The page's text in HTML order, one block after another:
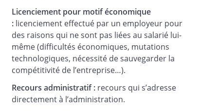
Licenciement pour motif économique
: licenciement effectué par un employeur pour
des raisons qui ne sont pas liées au salarié lui-
même (difficultés économiques, mutations
technologiques, nécessité de sauvegarder la
compétitivité de l’entreprise…).
Recours administratif : recours qui s’adresse
directement à l’administration.